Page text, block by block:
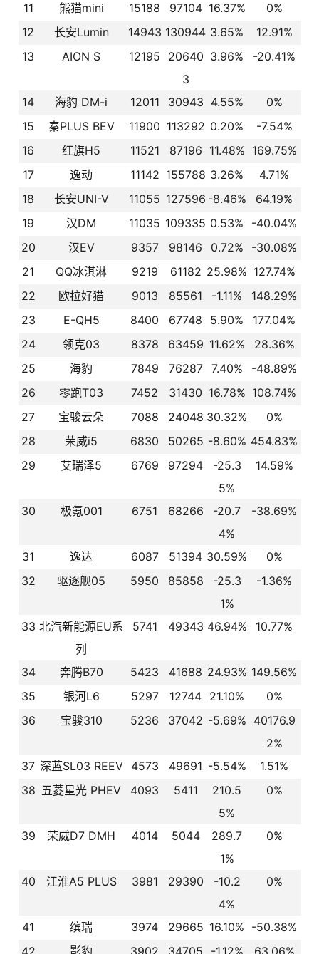
11
熊猫mini 15188 97104 16.37%
0%
12
长安Lumin 14943 130944 3.65%
12.91%
13
AION S 12195
20640
3
3.96% -20.41%
14 海豹 DM-i 12011 30943 4.55%
0%
15
秦PLUS BEV 11900 113292 0.20%
-7.54%
16
红旗H5 11521 87196 11.48% 169.75%
17
逸动 11142 155788 3.26%
4.71%
18
长安UNI-V 11055 127596 -8.46%
64.19%
19
汉DM 11035 109335 0.53%
-40.04%
20
汉EV 9357 98146 0.72%
-30.08%
21
QQ冰淇淋 9219 61182 25.98% 127.74%
22
欧拉好猫 9013 85561 -1.11%
148.29%
23
E-QH5 8400 67748 5.90%
177.04%
24
领克03 8378 63459 11.62%
28.36%
25
海豹 7849 76287 7.40%
-48.89%
26
零跑T03 7452 31430 16.78% 108.74%
27
宝骏云朵 7088 24048 30.32%
0%
28
荣威i5 6830 50265 -8.60% 454.83%
29
艾瑞泽5 6769 97294
-25.3
5%
14.59%
30 极氪001 6751 68266
-20.7
4%
-38.69%
31 逸达 6087 51394 30.59%
0%
32
驱逐舰05 5950 85858
-25.3
1%
-1.36%
33 北汽新能源EU系
列
5741 49343 46.94% 10.77%
34 奔腾B70 5423 41688 24.93% 149.56%
35
银河L6 5297 12744 21.10%
0%
36
宝骏310 5236 37042 -5.69% 40176.9
2%
37 深蓝SL03 REEV 4573 49691 -5.54%
1.51%
38 五菱星光 PHEV 4093 5411
210.5
5%
0%
39 荣威D7 DMH 4014 5044
289.7
1%
0%
40 江淮A5 PLUS 3981 29390
-10.2
4%
0%
41 缤瑞 3974 29665 16.10% -50.38%
42
影豹 3902 34705 -1.12% 63.06%